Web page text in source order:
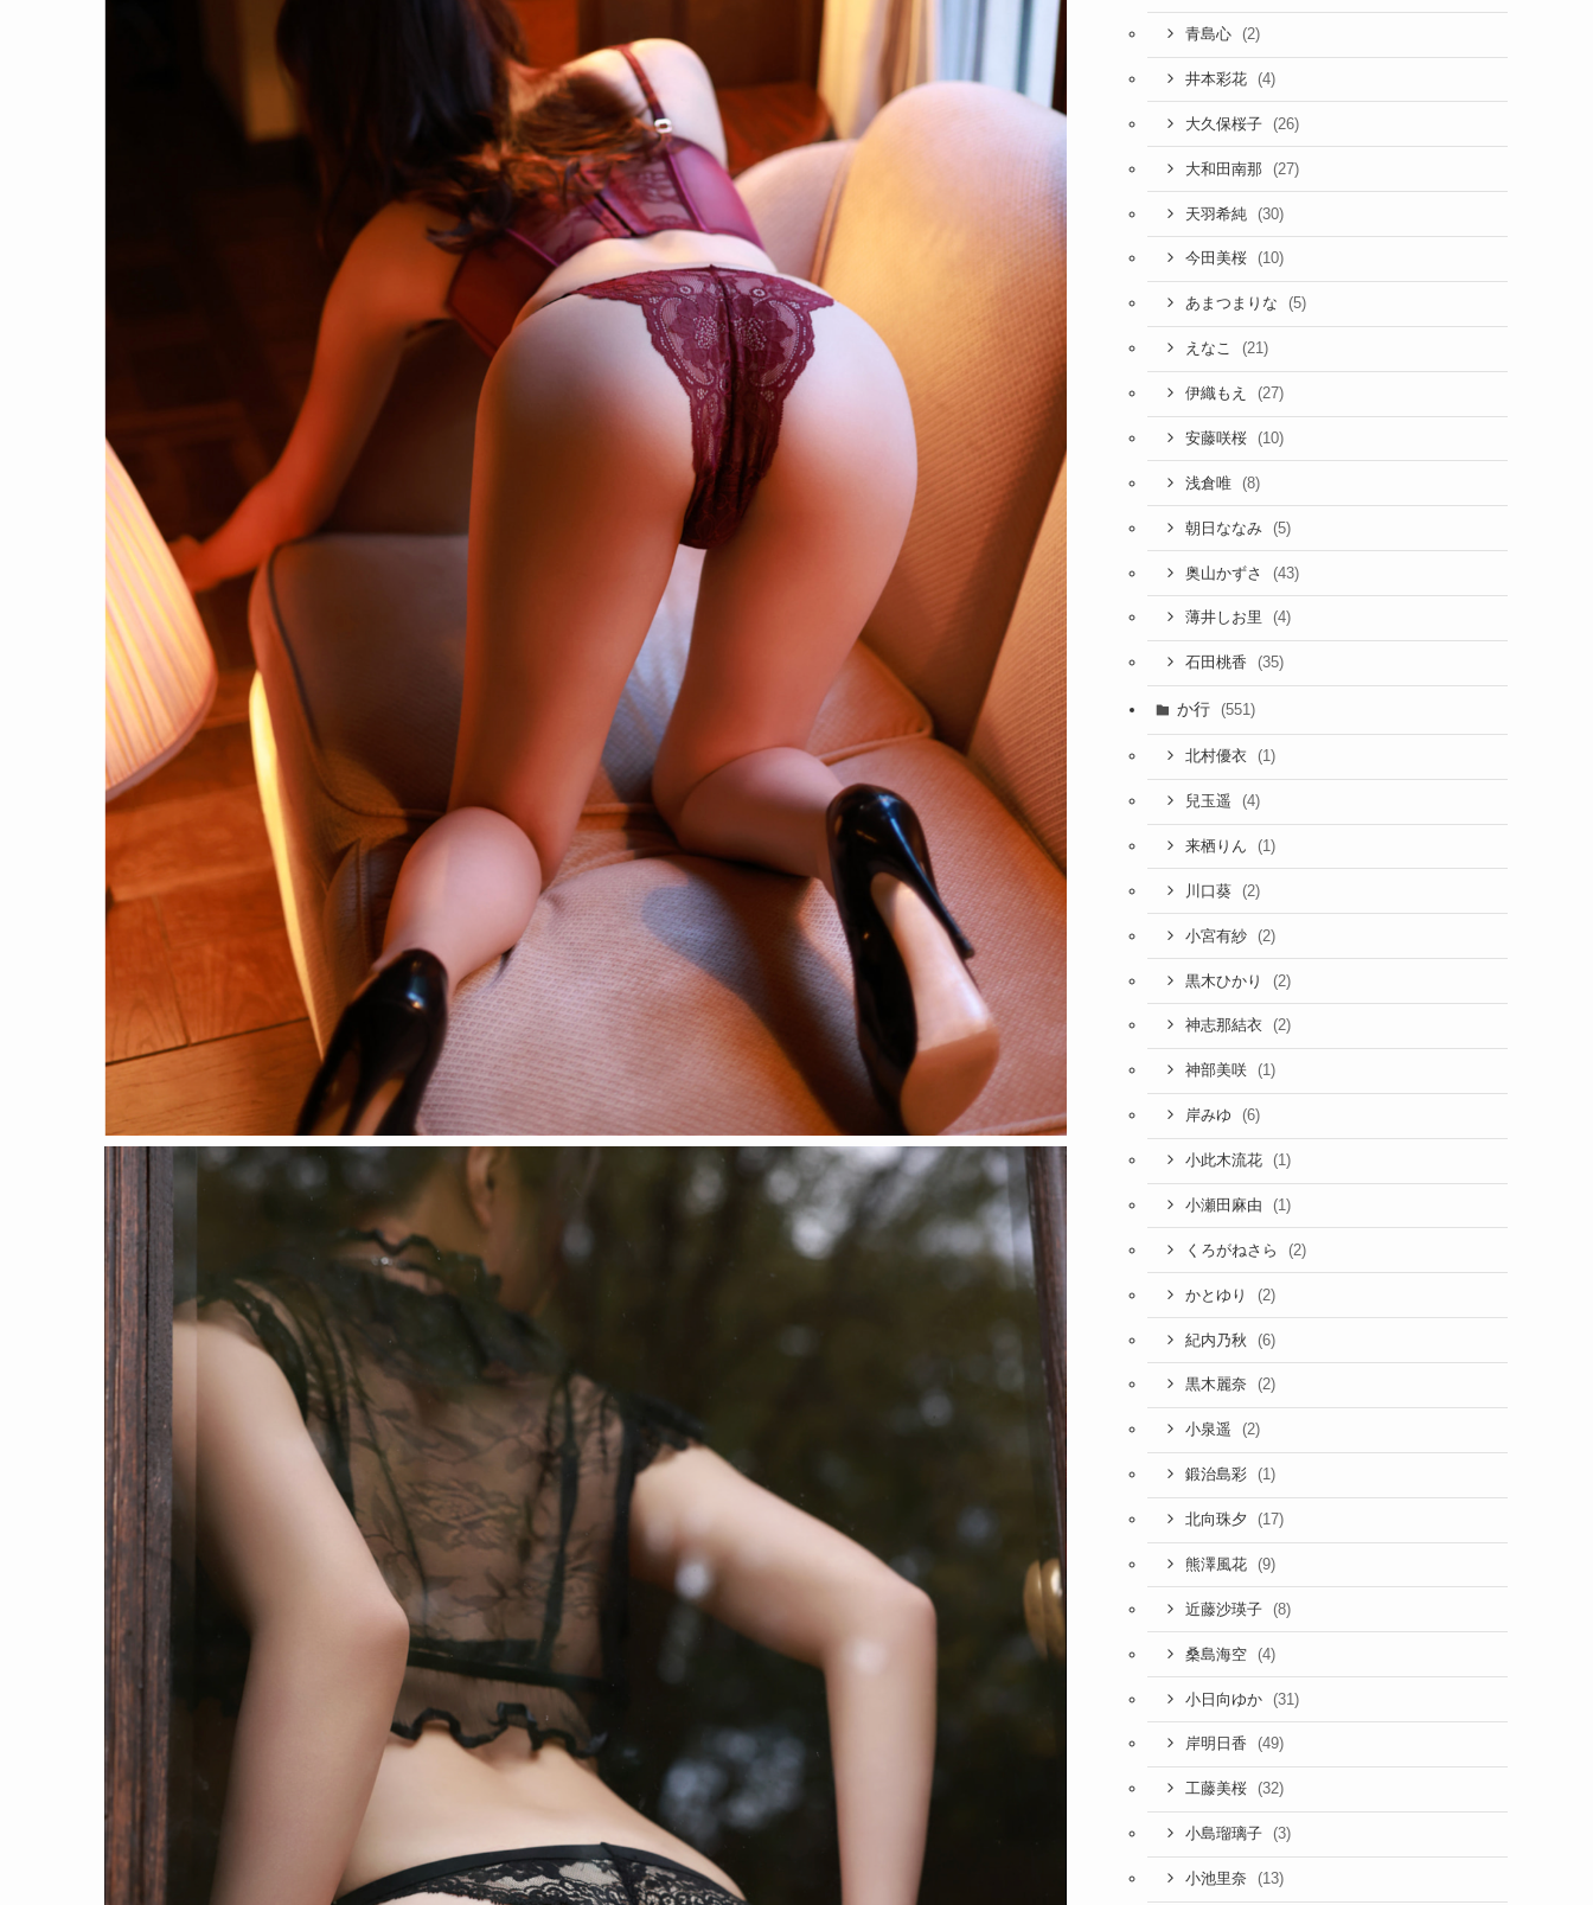
青島心 (2)
井本彩花 (4)
大久保桜子 (26)
大和田南那 (27)
天羽希純 (30)
今田美桜 (10)
あまつまりな (5)
えなこ (21)
伊織もえ (27)
安藤咲桜 (10)
浅倉唯 (8)
朝日ななみ (5)
奥山かずさ (43)
薄井しお里 (4)
石田桃香 (35)
か行 (551)
北村優衣 (1)
兒玉遥 (4)
来栖りん (1)
川口葵 (2)
小宮有紗 (2)
黒木ひかり (2)
神志那結衣 (2)
神部美咲 (1)
岸みゆ (6)
小此木流花 (1)
小瀬田麻由 (1)
くろがねさら (2)
かとゆり (2)
紀内乃秋 (6)
黒木麗奈 (2)
小泉遥 (2)
鍛治島彩 (1)
北向珠夕 (17)
熊澤風花 (9)
近藤沙瑛子 (8)
桑島海空 (4)
小日向ゆか (31)
岸明日香 (49)
工藤美桜 (32)
小島瑠璃子 (3)
小池里奈 (13)